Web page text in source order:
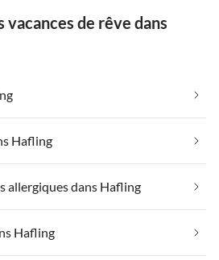
vacances de rêve dans
Hafling
allergiques dans Hafling
Hafling